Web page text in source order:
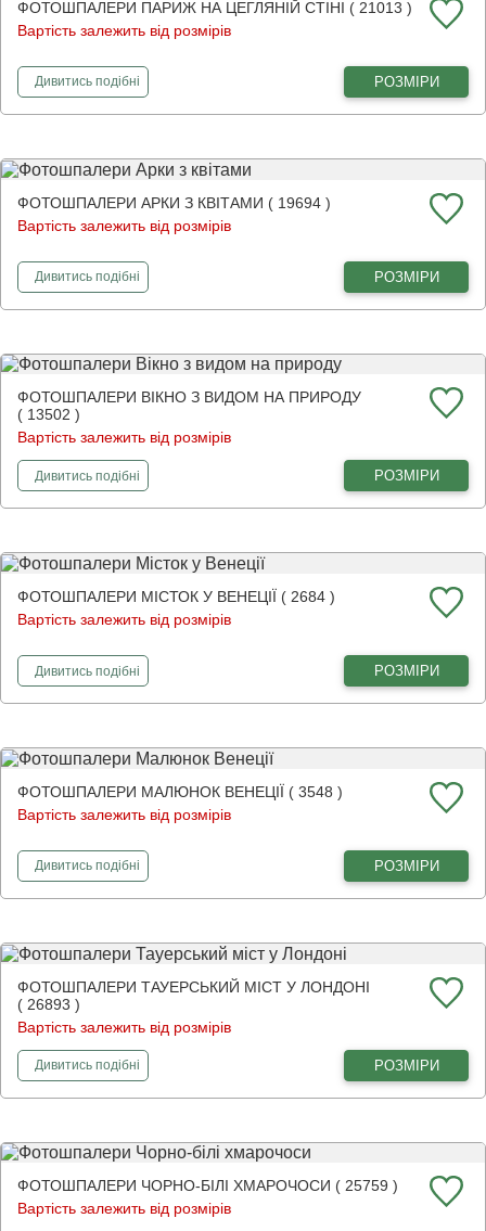
ФОТОШПАЛЕРИ ПАРИЖ НА ЦЕГЛЯНІЙ СТІНІ ( 21013 )
Вартість залежить від розмірів
Дивитисьфотошпалери
подібні РОЗМІРИ
ФОТОШПАЛЕРИ АРКИ З КВІТАМИ ( 19694 )
Вартість залежить від розмірів
Дивитисьфотошпалери
подібні РОЗМІРИ
ФОТОШПАЛЕРИ ВІКНО З ВИДОМ НА ПРИРОДУ
( 13502 )
Вартість залежить від розмірів
Дивитисьфотошпалери
подібні РОЗМІРИ
ФОТОШПАЛЕРИ МІСТОК У ВЕНЕЦІЇ ( 2684 )
Вартість залежить від розмірів
Дивитисьфотошпалери
подібні РОЗМІРИ
ФОТОШПАЛЕРИ МАЛЮНОК ВЕНЕЦІЇ ( 3548 )
Вартість залежить від розмірів
Дивитисьфотошпалери
подібні РОЗМІРИ
ФОТОШПАЛЕРИ ТАУЕРСЬКИЙ МІСТ У ЛОНДОНІ
( 26893 )
Вартість залежить від розмірів
Дивитисьфотошпалери
подібні РОЗМІРИ
ФОТОШПАЛЕРИ ЧОРНО-БІЛІ ХМАРОЧОСИ ( 25759 )
Вартість залежить від розмірів